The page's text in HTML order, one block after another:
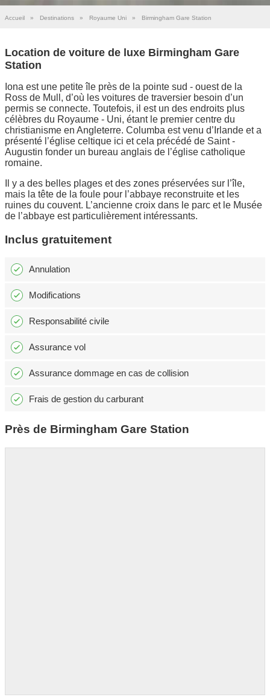
Accueil » Destinations » Royaume Uni » Birmingham Gare Station
Location de voiture de luxe Birmingham Gare
Station
Iona est une petite île près de la pointe sud - ouest de la
Ross de Mull, d’où les voitures de traversier besoin d’un
permis se connecte. Toutefois, il est un des endroits plus
célèbres du Royaume - Uni, étant le premier centre du
christianisme en Angleterre. Columba est venu d’Irlande et a
présenté l’église celtique ici et cela précédé de Saint -
Augustin fonder un bureau anglais de l’église catholique
romaine.
Il y a des belles plages et des zones préservées sur l’île,
mais la tête de la foule pour l’abbaye reconstruite et les
ruines du couvent. L’ancienne croix dans le parc et le Musée
de l’abbaye est particulièrement intéressants.
Inclus gratuitement
Annulation
Modifications
Responsabilité civile
Assurance vol
Assurance dommage en cas de collision
Frais de gestion du carburant
Près de Birmingham Gare Station